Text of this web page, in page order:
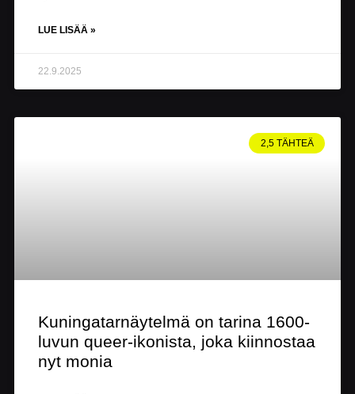
LUE LISÄÄ »
22.9.2025
2,5 TÄHTEÄ
Kuningatarnäytelmä on tarina 1600-
luvun queer-ikonista, joka kiinnostaa
nyt monia